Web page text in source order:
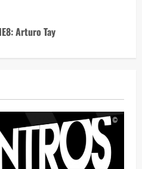
Arturo Tay